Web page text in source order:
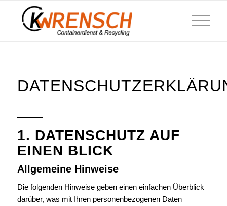
1. DATENSCHUTZ AUF
EINEN BLICK
Allgemeine Hinweise
Die folgenden Hinweise geben einen einfachen Überblick
darüber, was mit Ihren personenbezogenen Daten